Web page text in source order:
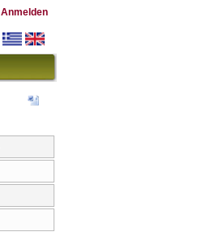
Anmelden